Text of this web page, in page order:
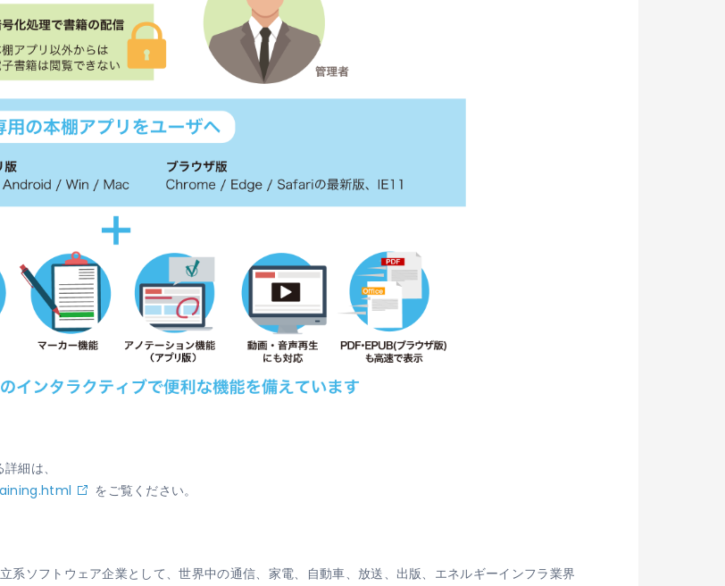
細は、
をご覧ください。
系ソフトウェア企業として、世界中の通信、家電、自動車、放送、出版、エネルギーインフラ業界